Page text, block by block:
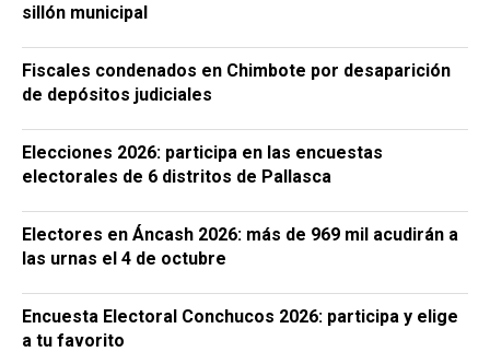
sillón municipal
Fiscales condenados en Chimbote por desaparición
de depósitos judiciales
Elecciones 2026: participa en las encuestas
electorales de 6 distritos de Pallasca
Electores en Áncash 2026: más de 969 mil acudirán a
las urnas el 4 de octubre
Encuesta Electoral Conchucos 2026: participa y elige
a tu favorito